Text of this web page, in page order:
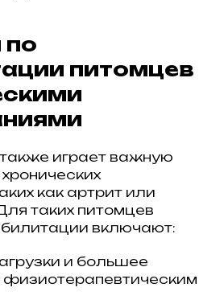
по
питомцев
играет важную
как артрит или
таких питомцев
включают:
и большее
физиотерапевтическим